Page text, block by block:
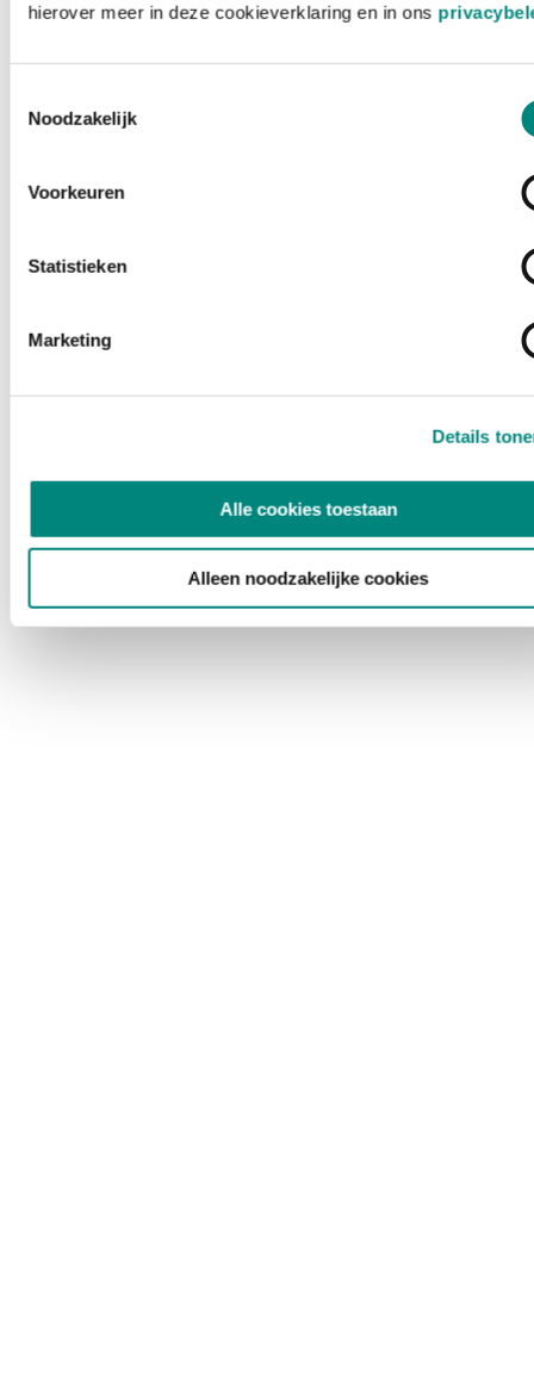
hierover meer in deze cookieverklaring en in ons
Noodzakelijk
Voorkeuren
Statistieken
Marketing
Details
Alle cookies toestaan
Alleen noodzakelijke cookies